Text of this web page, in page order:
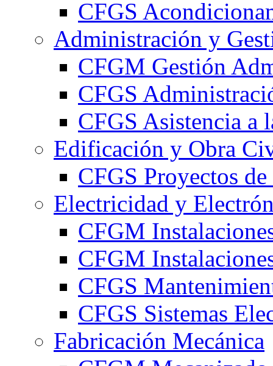
CFGS
Administración y
CFGM Gestión
CFGS
CFGS Asistencia a
Edificación y Obra
CFGS Proyectos
Electricidad y
CFGM
CFGM
CFGS
CFGS Sistemas
Fabricación Mecánica